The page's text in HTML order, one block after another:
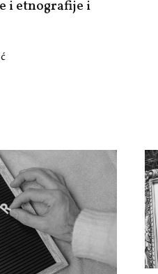
i etnografije i